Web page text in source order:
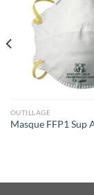
OUTILLAGE
Masque FFP1 Sup